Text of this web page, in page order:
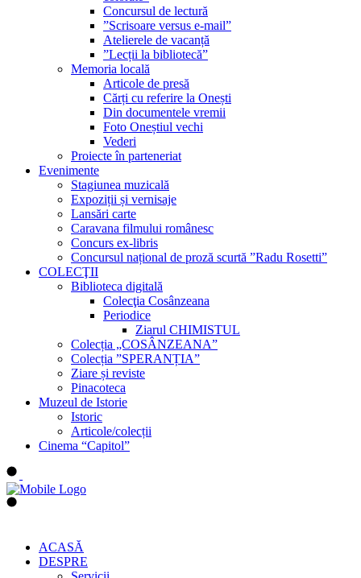
Concursul de lectură
”Scrisoare versus e-mail”
Atelierele de vacanță
”Lecții la bibliotecă”
Memoria locală
Articole de presă
Cărți cu referire la Onești
Din documentele vremii
Foto Oneștiul vechi
Vederi
Proiecte în parteneriat
Evenimente
Stagiunea muzicală
Expoziții și vernisaje
Lansări carte
Caravana filmului românesc
Concurs ex-libris
Concursul național de proză scurtă ”Radu Rosetti”
COLECŢII
Biblioteca digitală
Colecţia Cosânzeana
Periodice
Ziarul CHIMISTUL
Colecția „COSÂNZEANA”
Colecția ”SPERANȚIA”
Ziare și reviste
Pinacoteca
Muzeul de Istorie
Istoric
Articole/colecții
Cinema “Capitol”
ACASĂ
DESPRE